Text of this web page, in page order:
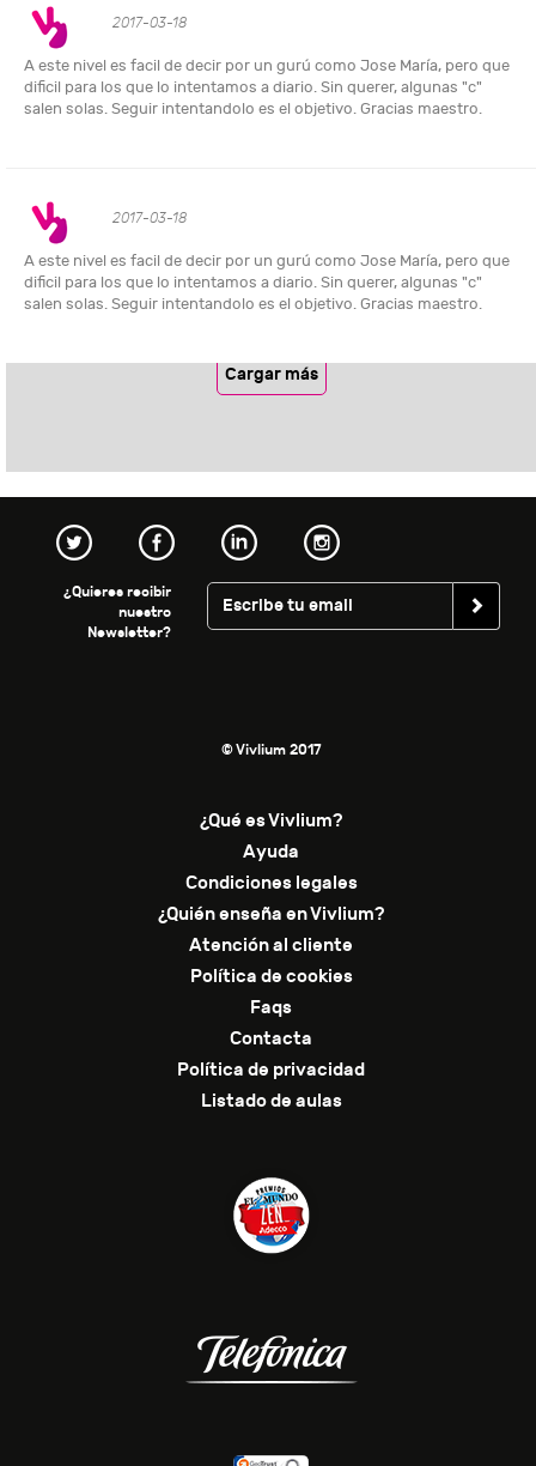
2017-03-18
A este nivel es facil de decir por un gurú como Jose María, pero que
dificil para los que lo intentamos a diario. Sin querer, algunas "c"
salen solas. Seguir intentandolo es el objetivo. Gracias maestro.
2017-03-18
A este nivel es facil de decir por un gurú como Jose María, pero que
dificil para los que lo intentamos a diario. Sin querer, algunas "c"
salen solas. Seguir intentandolo es el objetivo. Gracias maestro.
Cargar más
¿Quieres recibir
nuestro
Newsletter?
© Vivlium 2017
¿Qué es Vivlium?
Ayuda
Condiciones legales
¿Quién enseña en Vivlium?
Atención al cliente
Política de cookies
Faqs
Contacta
Política de privacidad
Listado de aulas